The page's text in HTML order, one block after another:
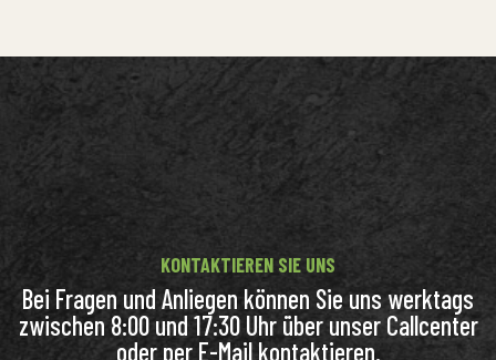
KONTAKTIEREN SIE UNS
Bei Fragen und Anliegen können Sie uns werktags
zwischen 8:00 und 17:30 Uhr über unser Callcenter
oder per E-Mail kontaktieren.